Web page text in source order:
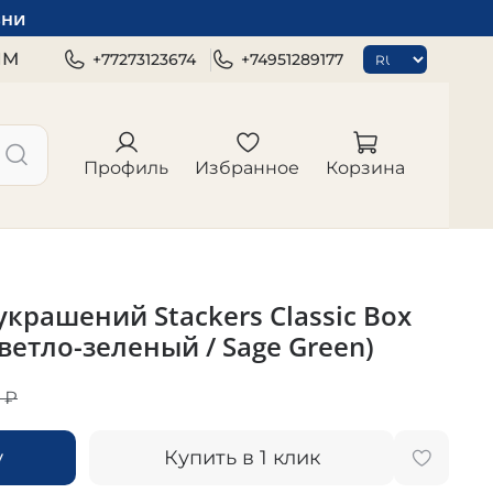
+77273123674 +74951289177
Профиль Избранное Корзина
Stackers Classic Box
зеленый / Sage Green)
₽
Купить в 1 клик